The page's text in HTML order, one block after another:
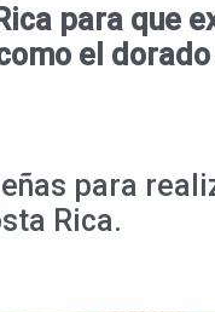
para que
el
para
Rica.